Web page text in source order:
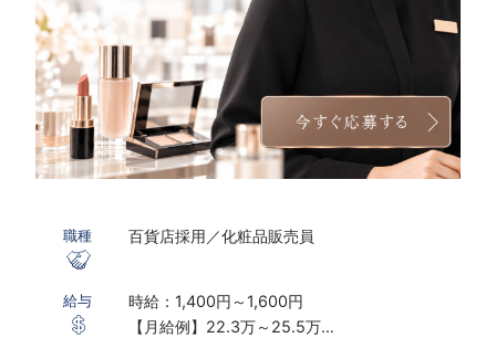
職種 百貨店採用／化粧品販売員
給与
時給：1,400円～1,600円
【月給例】22.3万～25.5万